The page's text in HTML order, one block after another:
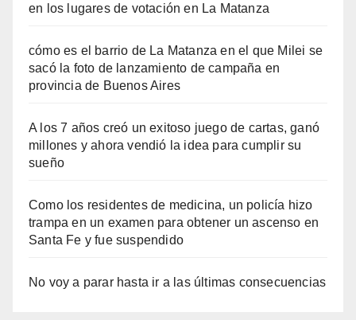
en los lugares de votación en La Matanza
cómo es el barrio de La Matanza en el que Milei se
sacó la foto de lanzamiento de campaña en
provincia de Buenos Aires
A los 7 años creó un exitoso juego de cartas, ganó
millones y ahora vendió la idea para cumplir su
sueño
Como los residentes de medicina, un policía hizo
trampa en un examen para obtener un ascenso en
Santa Fe y fue suspendido
No voy a parar hasta ir a las últimas consecuencias